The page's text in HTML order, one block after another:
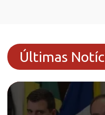
Últimas